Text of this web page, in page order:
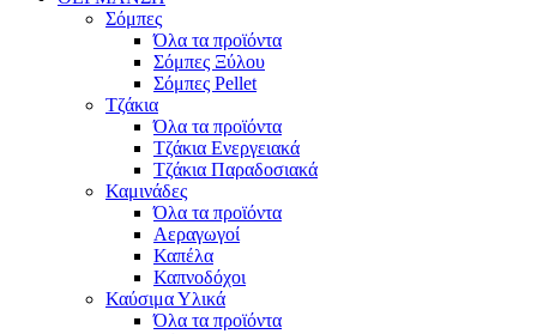
Σόμπες
Όλα τα προϊόντα
Σόμπες Ξύλου
Σόμπες Pellet
Τζάκια
Όλα τα προϊόντα
Τζάκια Ενεργειακά
Τζάκια Παραδοσιακά
Καμινάδες
Όλα τα προϊόντα
Αεραγωγοί
Καπέλα
Καπνοδόχοι
Καύσιμα Υλικά
Όλα τα προϊόντα